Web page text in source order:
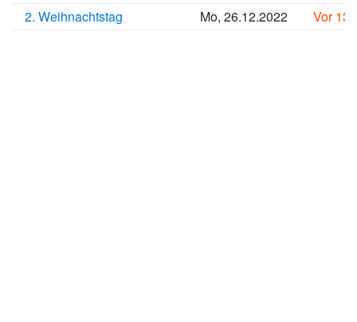
2. Weihnachtstag
Mo, 26.12.2022 Vor